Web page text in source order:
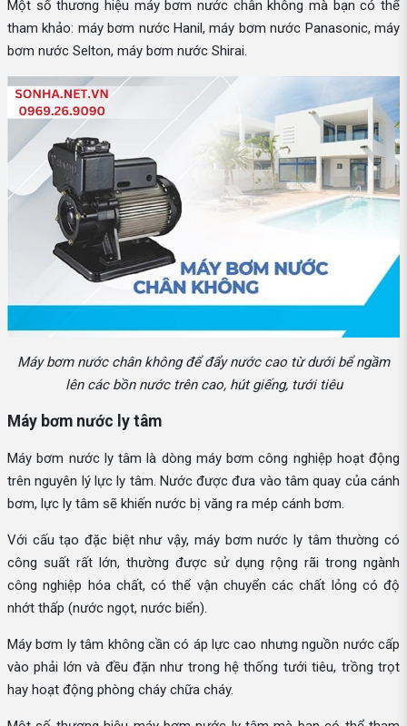
Một số thương hiệu máy bơm nước chân không mà bạn có thể
tham khảo: máy bơm nước Hanil, máy bơm nước Panasonic, máy
bơm nước Selton, máy bơm nước Shirai.
Máy bơm nước chân không để đẩy nước cao từ dưới bể ngầm
lên các bồn nước trên cao, hút giếng, tưới tiêu
Máy bơm nước ly tâm
Máy bơm nước ly tâm là dòng máy bơm công nghiệp hoạt động
trên nguyên lý lực ly tâm. Nước được đưa vào tâm quay của cánh
bơm, lực ly tâm sẽ khiến nước bị văng ra mép cánh bơm.
Với cấu tạo đặc biệt như vậy, máy bơm nước ly tâm thường có
công suất rất lớn, thường được sử dụng rộng rãi trong ngành
công nghiệp hóa chất, có thể vận chuyển các chất lỏng có độ
nhớt thấp (nước ngọt, nước biển).
Máy bơm ly tâm không cần có áp lực cao nhưng nguồn nước cấp
vào phải lớn và đều đặn như trong hệ thống tưới tiêu, trồng trọt
hay hoạt động phòng cháy chữa cháy.